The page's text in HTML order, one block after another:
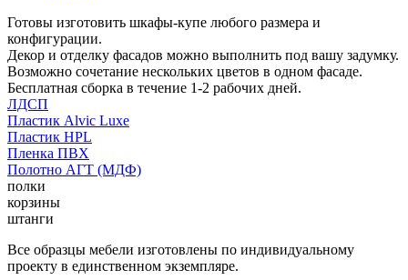
Готовы изготовить шкафы-купе любого размера и
конфигурации.
Декор и отделку фасадов можно выполнить под вашу задумку.
Возможно сочетание нескольких цветов в одном фасаде.
Бесплатная сборка в течение 1-2 рабочих дней.
ЛДСП
Пластик Alvic Luxe
Пластик HPL
Пленка ПВХ
Полотно АГТ (МДФ)
полки
корзины
штанги
Все образцы мебели изготовлены по индивидуальному
проекту в единственном экземпляре.